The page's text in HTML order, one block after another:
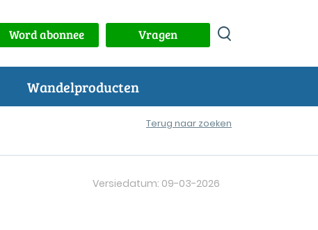
Word abonnee Vragen
Wandelproducten
Terug naar zoeken
Versiedatum: 09-03-2026